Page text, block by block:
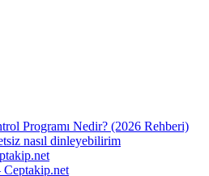
Programı Nedir? (2026 Rehberi)
nasıl dinleyebilirim
Ceptakip.net